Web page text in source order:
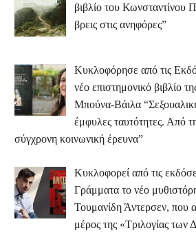
βιβλίο του Κωνσταντίνου
βρεις στις ανηφόρες”
Κυκλοφόρησε από τις
νέο επιστημονικό βιβλίο
Μπούνα-Βάιλα
έμφυλες ταυτότητες. Από
σύγχρονη κοινωνική έρευνα”
Κυκλοφορεί από τις
Γράμματα το νέο
Τουμανίδη Άντερσεν, που
μέρος της «Τριλογίας των